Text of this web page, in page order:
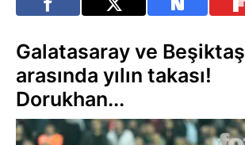
Galatasaray ve Beşiktaş
arasında yılın takası!
Dorukhan...